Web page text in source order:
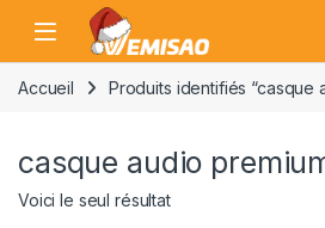
Skip to navigation
Skip to content
Open
Accueil Produits identifiés “casque
casque audio
Voici le seul résultat